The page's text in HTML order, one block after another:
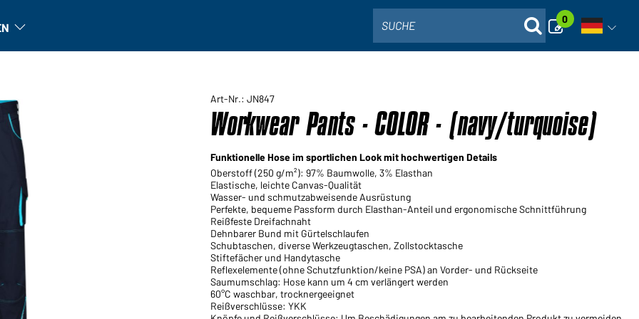
Unternehmen: Untermenü öffnen SUCHE
0
Art-Nr.: JN847
Workwear Pants - COLOR - (navy/turquoise)
Funktionelle Hose im sportlichen Look mit hochwertigen Details
Oberstoff (250 g/m²): 97% Baumwolle, 3% Elasthan
Elastische, leichte Canvas-Qualität
Wasser- und schmutzabweisende Ausrüstung
Perfekte, bequeme Passform durch Elasthan-Anteil und ergonomische Schnittführung
Reißfeste Dreifachnaht
Dehnbarer Bund mit Gürtelschlaufen
Schubtaschen, diverse Werkzeugtaschen, Zollstocktasche
Stiftefächer und Handytasche
Reflexelemente (ohne Schutzfunktion/keine PSA) an Vorder- und Rückseite
Saumumschlag: Hose kann um 4 cm verlängert werden
60°C waschbar, trocknergeeignet
Reißverschlüsse: YKK